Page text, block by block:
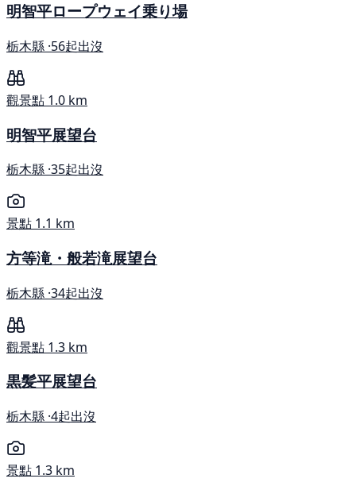
明智平ロープウェイ乗り場
栃木縣 ·56起出沒
觀景點 1.0 km
明智平展望台
栃木縣 ·35起出沒
景點 1.1 km
方等滝・般若滝展望台
栃木縣 ·34起出沒
觀景點 1.3 km
黒髪平展望台
栃木縣 ·4起出沒
景點 1.3 km